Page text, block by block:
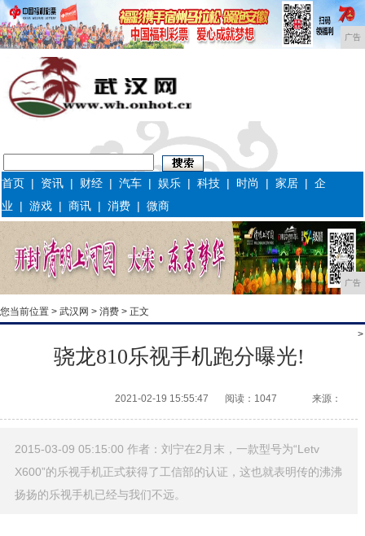
广告
首页 | 资讯 | 财经 |汽车 |娱乐 |科技 | 时尚 |家居 |企
业 |游戏 |商讯 |消费 |微商
广告
您当前位置 > 武汉网 > 消费 > 正文
>
骁龙810乐视手机跑分曝光!
2021-02-19 15:55:47 阅读：1047 来源：
2015-03-09 05:15:00 作者：刘宁在2月末，一款型号为“Letv
X600”的乐视手机正式获得了工信部的认证，这也就表明传的沸沸
扬扬的乐视手机已经与我们不远。